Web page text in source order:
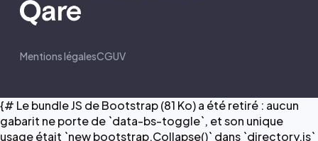
Mentions légalesCGUV
{# Le bundle JS de Bootstrap (81 Ko) a été retiré : aucun
gabarit ne porte de `data-bs-toggle`, et son unique
usage était `new bootstrap.Collapse()` dans `directory.js`